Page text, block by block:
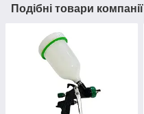
Подібні товари компанії